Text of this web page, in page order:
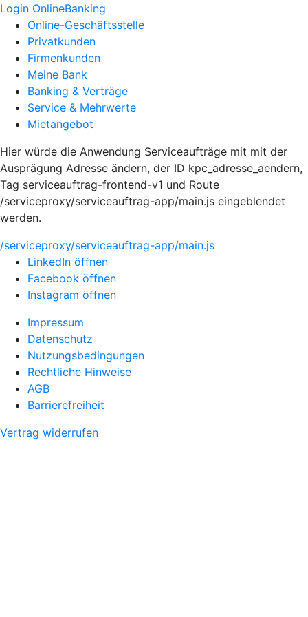
Login OnlineBanking
Online-Geschäftsstelle
Privatkunden
Firmenkunden
Meine Bank
Banking & Verträge
Service & Mehrwerte
Mietangebot
Hier würde die Anwendung Serviceaufträge mit mit der
Ausprägung Adresse ändern, der ID kpc_adresse_aendern,
Tag serviceauftrag-frontend-v1 und Route
/serviceproxy/serviceauftrag-app/main.js eingeblendet
werden.
/serviceproxy/serviceauftrag-app/main.js
LinkedIn öffnen
Facebook öffnen
Instagram öffnen
Impressum
Datenschutz
Nutzungsbedingungen
Rechtliche Hinweise
AGB
Barrierefreiheit
Vertrag widerrufen